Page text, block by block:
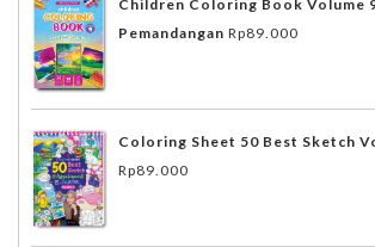
Children Coloring Book Volume
Pemandangan Rp89.000
Coloring Sheet 50 Best Sketch
Rp89.000